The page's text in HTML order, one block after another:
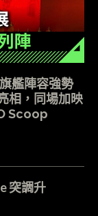
艦陣容強勢
相，同場加映
Scoop
突調升